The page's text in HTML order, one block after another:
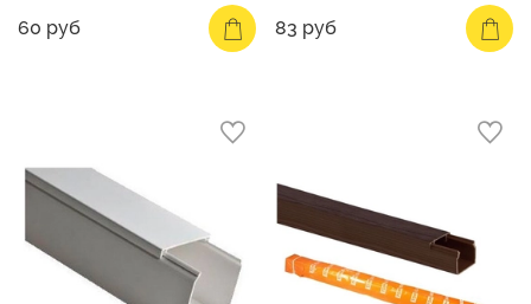
60 руб
83 руб